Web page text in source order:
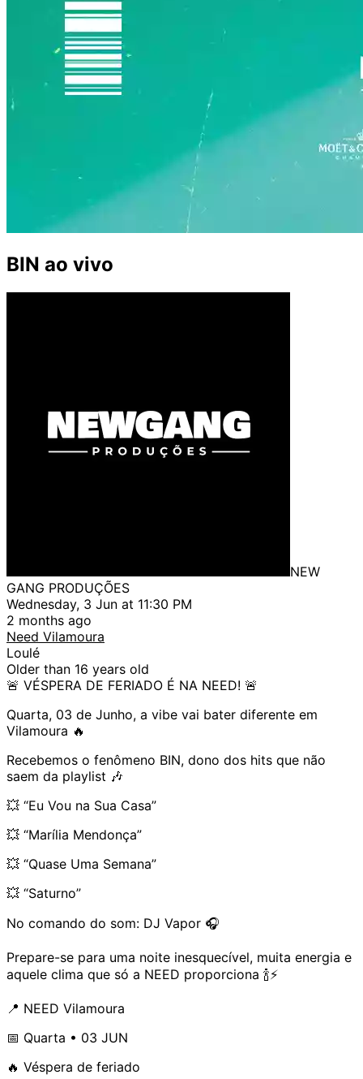
BIN ao vivo
NEW
GANG PRODUÇÕES
Wednesday, 3 Jun at 11:30 PM
2 months ago
Need Vilamoura
Loulé
Older than 16 years old
🚨 VÉSPERA DE FERIADO É NA NEED! 🚨
Quarta, 03 de Junho, a vibe vai bater diferente em
Vilamoura 🔥
Recebemos o fenômeno BIN, dono dos hits que não
saem da playlist 🎶
💥 “Eu Vou na Sua Casa”
💥 “Marília Mendonça”
💥 “Quase Uma Semana”
💥 “Saturno”
No comando do som: DJ Vapor 🎧
Prepare-se para uma noite inesquecível, muita energia e
aquele clima que só a NEED proporciona 🍾⚡
📍 NEED Vilamoura
📅 Quarta • 03 JUN
🔥 Véspera de feriado